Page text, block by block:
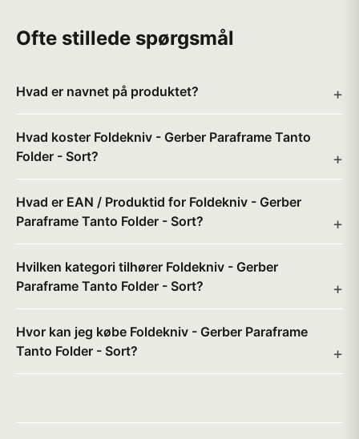
Ofte stillede spørgsmål
Hvad er navnet på produktet?
Hvad koster Foldekniv - Gerber Paraframe Tanto
Folder - Sort?
Hvad er EAN / Produktid for Foldekniv - Gerber
Paraframe Tanto Folder - Sort?
Hvilken kategori tilhører Foldekniv - Gerber
Paraframe Tanto Folder - Sort?
Hvor kan jeg købe Foldekniv - Gerber Paraframe
Tanto Folder - Sort?